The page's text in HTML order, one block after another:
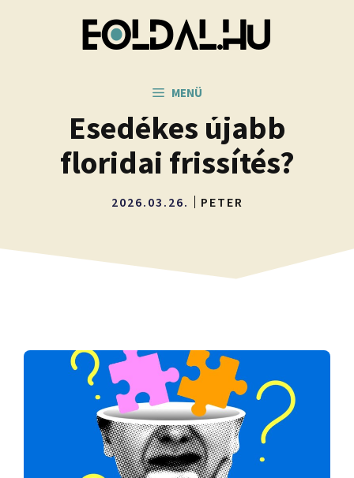
MENÜ
Esedékes újabb
floridai frissítés?
2026.03.26. PETER